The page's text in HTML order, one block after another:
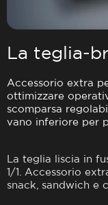
La teglia-
Accessorio extra
ottimizzare
scomparsa
vano inferiore per
La teglia liscia in
1/1. Accessorio
snack, sandwich e